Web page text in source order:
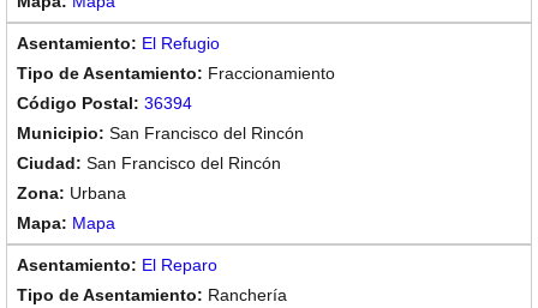
El Refugio
Fraccionamiento
36394
San Francisco del Rincón
San Francisco del Rincón
Urbana
Mapa
El Reparo
Ranchería